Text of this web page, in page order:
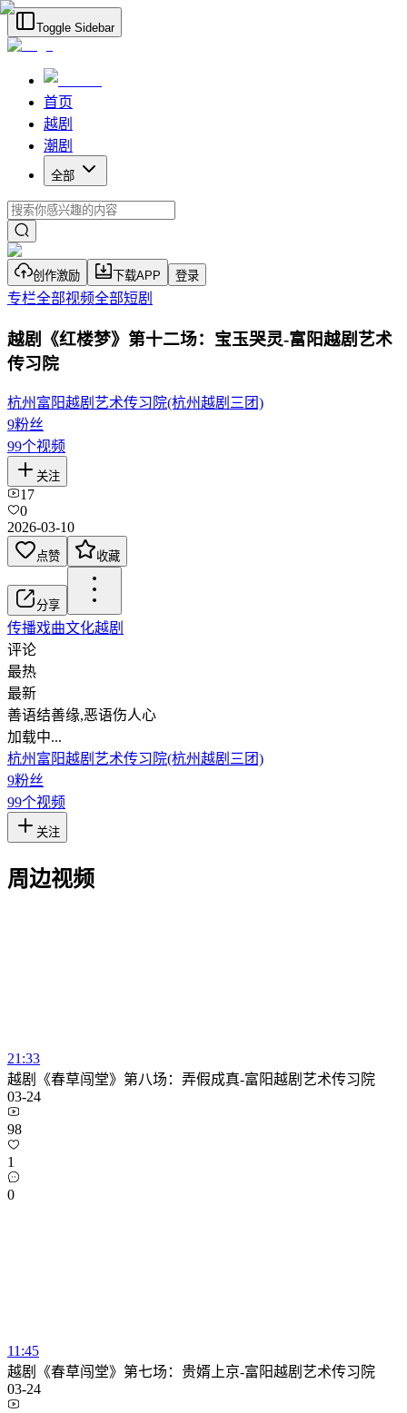
Toggle Sidebar
首页
越剧
潮剧
全部
创作激励 下载APP 登录
专栏全部视频全部短剧
越剧《红楼梦》第十二场：宝玉哭灵-富阳越剧艺术
传习院
杭州富阳越剧艺术传习院(杭州越剧三团)
9粉丝
99个视频
关注
17
0
2026-03-10
点赞 收藏
分享
传播戏曲文化越剧
评论
最热
最新
善语结善缘,恶语伤人心
加载中...
杭州富阳越剧艺术传习院(杭州越剧三团)
9粉丝
99个视频
关注
周边视频
21:33
越剧《春草闯堂》第八场：弄假成真-富阳越剧艺术传习院
03-24
98
1
0
11:45
越剧《春草闯堂》第七场：贵婿上京-富阳越剧艺术传习院
03-24